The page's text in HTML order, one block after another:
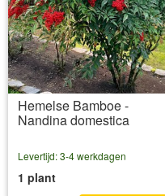
Hemelse Bamboe -
Nandina domestica
Levertijd: 3-4 werkdagen
1 plant